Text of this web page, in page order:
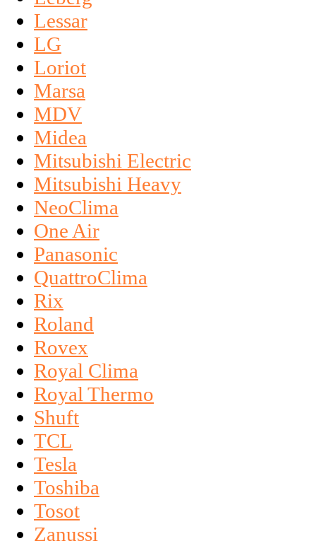
Lessar
LG
Loriot
Marsa
MDV
Midea
Mitsubishi Electric
Mitsubishi Heavy
NeoClima
One Air
Panasonic
QuattroClima
Rix
Roland
Rovex
Royal Clima
Royal Thermo
Shuft
TCL
Tesla
Toshiba
Tosot
Zanussi